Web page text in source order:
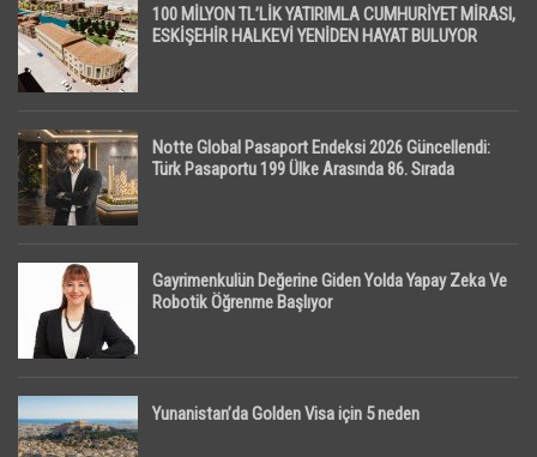
100 MİLYON TL’LİK YATIRIMLA CUMHURİYET MİRASI,
ESKİŞEHİR HALKEVİ YENİDEN HAYAT BULUYOR
Notte Global Pasaport Endeksi 2026 Güncellendi:
Türk Pasaportu 199 Ülke Arasında 86. Sırada
Gayrimenkulün Değerine Giden Yolda Yapay Zeka Ve
Robotik Öğrenme Başlıyor
Yunanistan’da Golden Visa için 5 neden